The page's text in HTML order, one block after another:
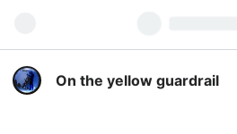
On the yellow guardrail